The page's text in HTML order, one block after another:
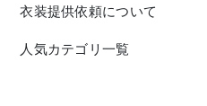
衣装提供依頼について
人気カテゴリ一覧